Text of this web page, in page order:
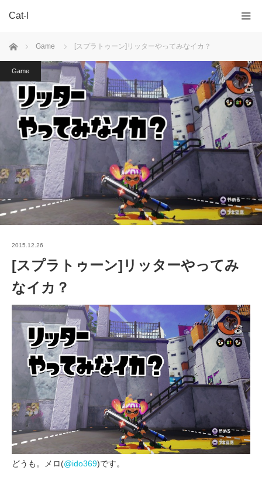
Cat-l
ホーム Game [スプラトゥーン]リッターやってみなイカ？
Game
2015.12.26
[スプラトゥーン]リッターやってみ
なイカ？
どうも。メロ(@ido369)です。